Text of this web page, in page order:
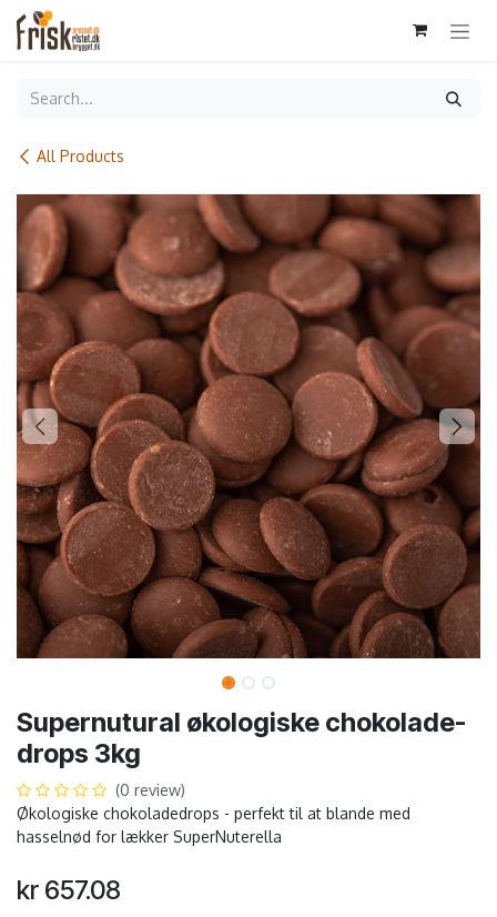
Skip to Content
All Products
Supernutural økologiske chokolade-
drops 3kg
(0 review)
Økologiske chokoladedrops - perfekt til at blande med
hasselnød for lækker SuperNuterella
kr 657.08